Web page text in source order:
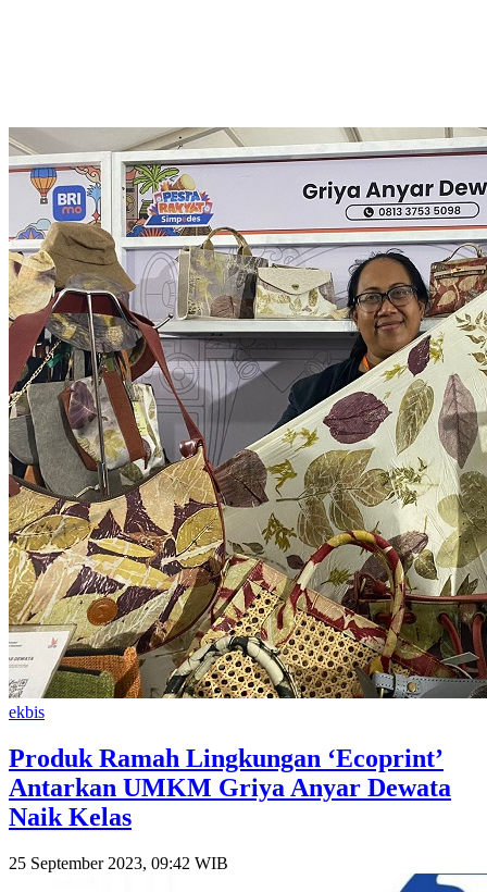
ekbis
Produk Ramah Lingkungan ‘Ecoprint’
Antarkan UMKM Griya Anyar Dewata
Naik Kelas
25 September 2023, 09:42 WIB